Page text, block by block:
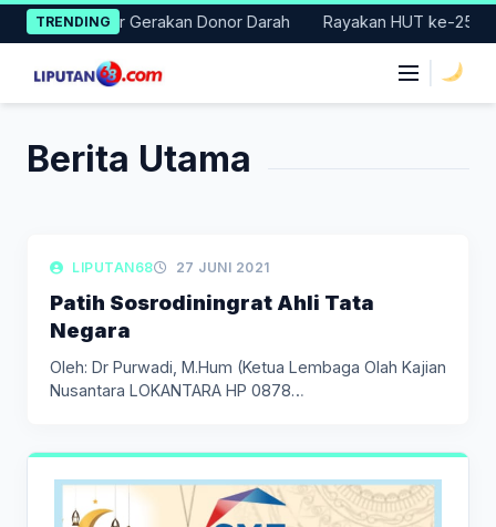
Skip
to
content
TRENDING
Gelar Gerakan Donor Darah Rayakan HUT ke-25,
Berita Utama
LIPUTAN KOLOM
LIPUTAN68 27 JUNI 2021
Patih Sosrodiningrat Ahli Tata
Negara
Oleh: Dr Purwadi, M.Hum (Ketua Lembaga Olah Kajian
Nusantara LOKANTARA HP 0878…